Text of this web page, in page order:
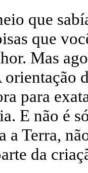
que
que
Mas
orientação
para
E não é
a Terra,
da